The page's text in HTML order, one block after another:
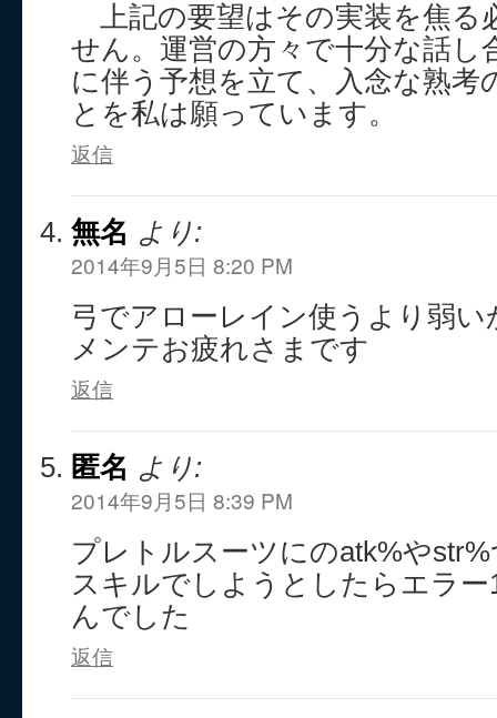
上記の要望はその実装を焦る
せん。運営の方々で十分な話し
に伴う予想を立て、入念な熟考
とを私は願っています。
返信
無名 より:
2014年9月5日 8:20 PM
弓でアローレイン使うより弱い
メンテお疲れさまです
返信
匿名 より:
2014年9月5日 8:39 PM
プレトルスーツにのatk%や
スキルでしようとしたらエラ
んでした
返信